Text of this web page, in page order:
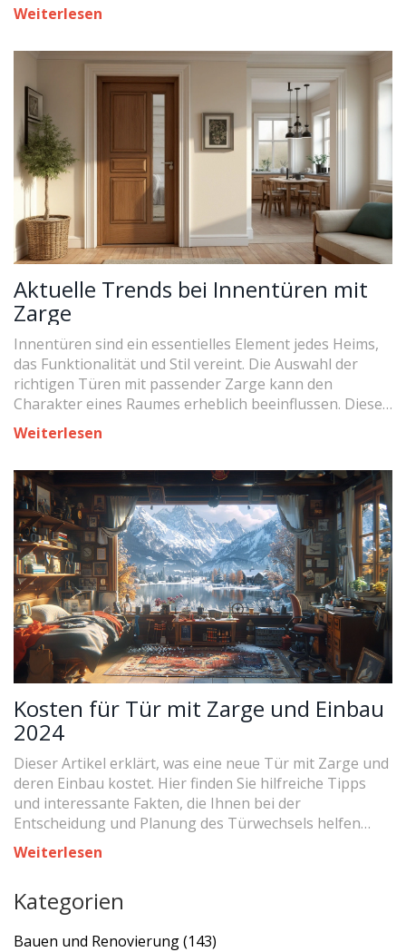
zum Thema Haftung und Haltbarkeit. Vermeide häufige
Fehler und lerne, wie du das Beste aus deinen
Weiterlesen
Aktuelle Trends bei Innentüren mit
Zarge
Innentüren sind ein essentielles Element jedes Heims,
das Funktionalität und Stil vereint. Die Auswahl der
richtigen Türen mit passender Zarge kann den
Charakter eines Raumes erheblich beeinflussen. Dieser
Artikel beleuchtet aktuelle Trends bei Innentüren, von
Materialwahl über Farbgestaltung bis hin zu
herauszufinden, welche Innentüren derzeit besonders
gefragt sind und wie sie Ihr Zuhause aufwerten
können.
Weiterlesen
Kosten für Tür mit Zarge und Einbau
2024
Dieser Artikel erklärt, was eine neue Tür mit Zarge und
deren Einbau kostet. Hier finden Sie hilfreiche Tipps
und interessante Fakten, die Ihnen bei der
Entscheidung und Planung des Türwechsels helfen
sollen.
Weiterlesen
Kategorien
Bauen und Renovierung(143)